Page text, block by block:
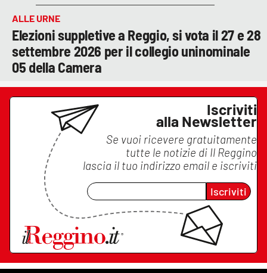
ALLE URNE
Elezioni suppletive a Reggio, si vota il 27 e 28
settembre 2026 per il collegio uninominale
05 della Camera
Iscriviti
alla Newsletter
Se vuoi ricevere gratuitamente
tutte le notizie di Il Reggino
lascia il tuo indirizzo email e iscriviti
Iscriviti